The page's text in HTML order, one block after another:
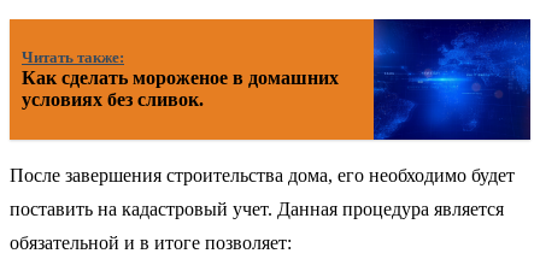
Читать также:
Как сделать мороженое в домашних
условиях без сливок.
После завершения строительства дома, его необходимо будет
поставить на кадастровый учет. Данная процедура является
обязательной и в итоге позволяет: